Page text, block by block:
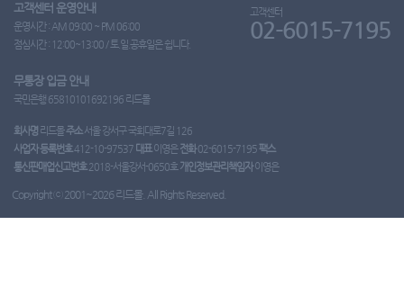
고객센터 운영안내
운영시간 : AM 09:00 ~ PM 06:00
점심시간 : 12:00~13:00 / 토.일.공휴일은 쉽니다.
고객센터
02-6015-7195
무통장 입금 안내
국민은행 65810101692196 리드몰
회사명 리드몰주소서울 강서구 국회대로7길 126
사업자 등록번호412-10-97537 대표이영은 전화02-6015-7195팩스
통신판매업신고번호2018-서울강서-0650호 개인정보관리책임자이영은
Copyright ⓒ 2001~2026 리드몰. All Rights Reserved.